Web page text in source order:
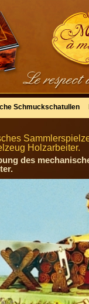
Schmuckschatullen
Holzarbeiter.
des